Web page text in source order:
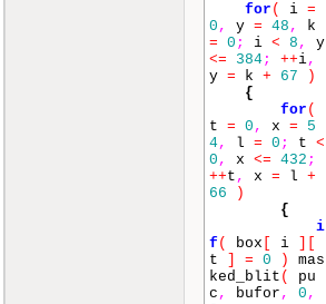
for ( i =
0 , y = 48 ,
k
= 0 ; i < 8 ,
y
<=
384; ++i,
y = k + 67
)
{
for (
t = 0 , x =
5
4, l = 0 ; t <
0 , x <= 432 ;
++t , x = l +
66
)
{
i
f ( box i
t
= 0 )
mas
ked_blit (
pu
c , bufor , 0 ,